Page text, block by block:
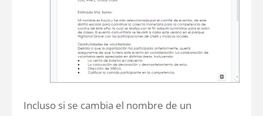
Incluso si se cambia el nombre de un